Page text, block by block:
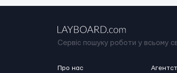
Сервіс пошуку роботи у всьому
Про нас